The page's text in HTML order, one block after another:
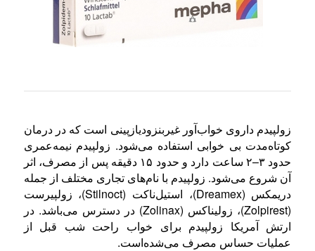
زولپیدم داروی خواب‌آور غیربنزودیازپینی است که در درمان
کوتاه‌مدت بی خوابی استفاده می‌شود. زولپیدم نیمه‌عمری
حدود ۳–۲ ساعت دارد و حدود ۱۵ دقیقه پس از مصرف، اثر
آن شروع می‌شود. زولپیدم با نام‌های تجاری مختلف از جمله
دریمکس (Dreamex)، استیل‌ناکت (Stilnoct)، زولپیرست
(Zolpirest)، زولیناکس (Zolinax) در دسترس می‌باشد. در
ارتش آمریکا زولپیدم برای خواب راحت شب قبل از
عملیات حساس مصرف می‌شده‌است.